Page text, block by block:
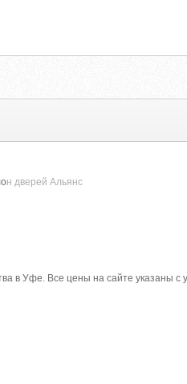
н дверей Альянс
в Уфе. Все цены на сайте указаны с